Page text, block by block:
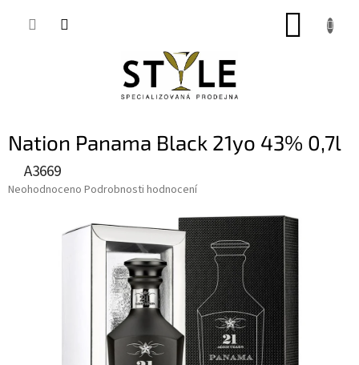
Nation Panama Black 21yo 43% 0,7l
A3669
Průměrné
Neohodnoceno Podrobnosti hodnocení